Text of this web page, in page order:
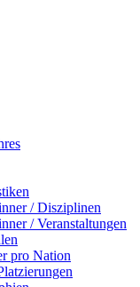
/ Disziplinen
/ Veranstaltungen
pro Nation